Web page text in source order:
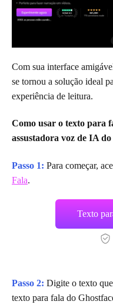
Com sua interface
se tornou a solução ideal
experiência de leitura.
Como usar o texto para
assustadora voz de IA
Passo 1: Para começar,
Fala.
Texto
Passo 2: Digite o texto
texto para fala do